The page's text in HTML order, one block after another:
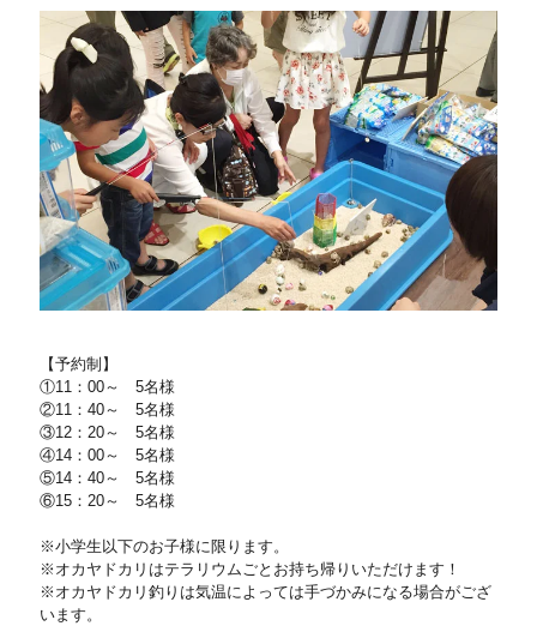
【予約制】
①11：00～ 5名様
②11：40～ 5名様
③12：20～ 5名様
④14：00～ 5名様
⑤14：40～ 5名様
⑥15：20～ 5名様
※小学生以下のお子様に限ります。
※オカヤドカリはテラリウムごとお持ち帰りいただけます！
※オカヤドカリ釣りは気温によっては手づかみになる場合がござ
います。